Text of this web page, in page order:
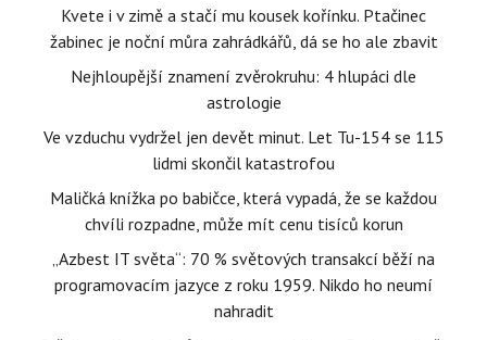
Kvete i v zimě a stačí mu kousek kořínku. Ptačinec
žabinec je noční můra zahrádkářů, dá se ho ale zbavit
Nejhloupější znamení zvěrokruhu: 4 hlupáci dle
astrologie
Ve vzduchu vydržel jen devět minut. Let Tu-154 se 115
lidmi skončil katastrofou
Maličká knížka po babičce, která vypadá, že se každou
chvíli rozpadne, může mít cenu tisíců korun
„Azbest IT světa“: 70 % světových transakcí běží na
programovacím jazyce z roku 1959. Nikdo ho neumí
nahradit